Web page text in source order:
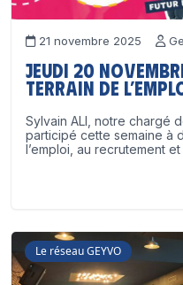
21 novembre 2025
Jeudi 20
terrain de
Sylvain ALI, notre chargé
participé cette semaine à
l’emploi, au recrutement
Le réseau GEYVO